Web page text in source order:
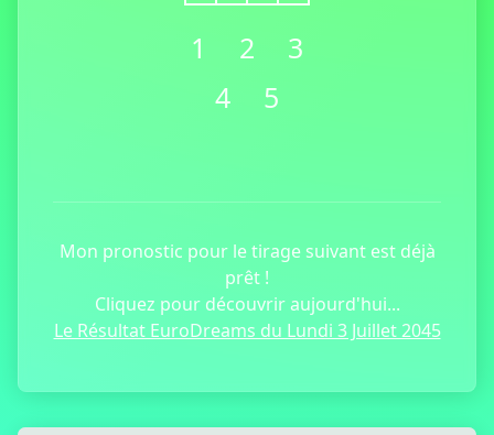
1 2
3
4
5
Mon pronostic pour le tirage suivant est déjà
prêt !
Cliquez pour découvrir aujourd'hui...
Le Résultat EuroDreams du Lundi 3 Juillet 2045